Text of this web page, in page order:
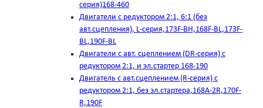
серия)168-460
Двигатели с редуктором 2:1, 6:1 (без
авт.сцепления), L-серия,173F-BH,168F-BL,173F-
BL,190F-BL
Двигатели с авт. сцеплением (DR-серия) с
редуктором 2:1, и эл.стартер 168-190
Двигатель с авт.сцеплением (R-серия) с
редуктором 2:1, без эл.стартера,168А-2R,170F-
R,190F